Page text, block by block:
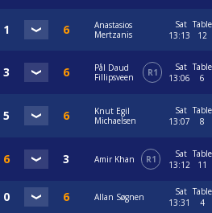
Anastasios
Mertzanis
Sat
13:13
Table
12
Pål Daud
Fillipsveen
R1
Sat
13:06
Table
6
Knut Egil
Michaelsen
Sat
13:07
Table
8
Amir Khan R1
Sat
13:12
Table
11
Allan Søgnen
Sat
13:31
Table
4